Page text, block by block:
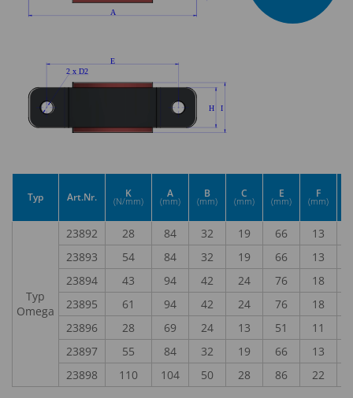
Typ Art.Nr. K
(N/mm)
A
(mm)
B
(mm)
C
(mm)
E
(mm)
F
(mm)
Typ
Omega
23892 28 84 32 19 66 13
23893
54 84 32 19 66 13
23894
43 94 42 24 76 18
23895
61 94 42 24 76 18
23896
28 69 24 13 51 11
23897
55 84 32 19 66 13
23898
110 104 50 28 86 22